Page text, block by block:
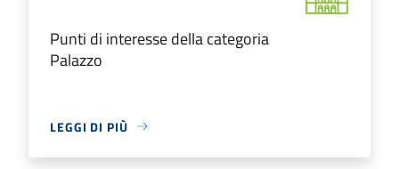
Punti di interesse della categoria
Palazzo
LEGGI DI PIÙ